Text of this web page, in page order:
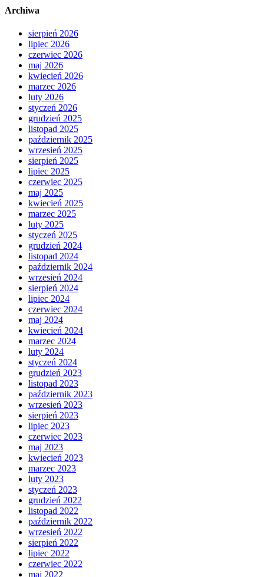
Archiwa
sierpień 2026
lipiec 2026
czerwiec 2026
maj 2026
kwiecień 2026
marzec 2026
luty 2026
styczeń 2026
grudzień 2025
listopad 2025
październik 2025
wrzesień 2025
sierpień 2025
lipiec 2025
czerwiec 2025
maj 2025
kwiecień 2025
marzec 2025
luty 2025
styczeń 2025
grudzień 2024
listopad 2024
październik 2024
wrzesień 2024
sierpień 2024
lipiec 2024
czerwiec 2024
maj 2024
kwiecień 2024
marzec 2024
luty 2024
styczeń 2024
grudzień 2023
listopad 2023
październik 2023
wrzesień 2023
sierpień 2023
lipiec 2023
czerwiec 2023
maj 2023
kwiecień 2023
marzec 2023
luty 2023
styczeń 2023
grudzień 2022
listopad 2022
październik 2022
wrzesień 2022
sierpień 2022
lipiec 2022
czerwiec 2022
maj 2022